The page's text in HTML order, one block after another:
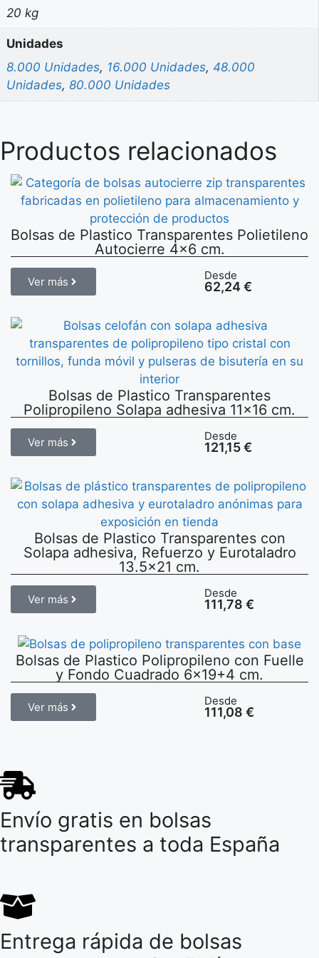
20 kg
Unidades
8.000 Unidades, 16.000 Unidades, 48.000
Unidades, 80.000 Unidades
Productos relacionados
Bolsas de Plastico Transparentes Polietileno
Autocierre 4×6 cm.
Ver más Desde
62,24€
Bolsas de Plastico Transparentes
Polipropileno Solapa adhesiva 11×16 cm.
Ver más Desde
121,15€
Bolsas de Plastico Transparentes con
Solapa adhesiva, Refuerzo y Eurotaladro
13.5×21 cm.
Ver más Desde
111,78 €
Bolsas de Plastico Polipropileno con Fuelle
y Fondo Cuadrado 6×19+4 cm.
Ver más Desde
111,08 €
Envío gratis en bolsas
transparentes a toda España
Entrega rápida de bolsas